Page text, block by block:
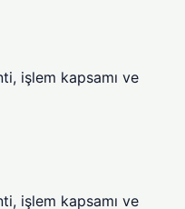
işlem kapsamı ve
işlem kapsamı ve